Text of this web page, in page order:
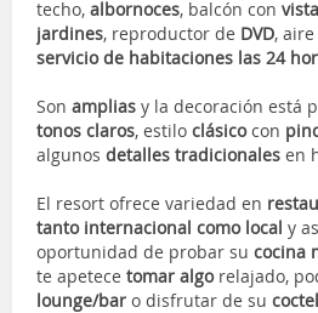
techo, albornoces, balcón con
jardines, reproductor de DVD,
servicio de habitaciones las 24
Son amplias y la decoración está
tonos claros, estilo clásicocon
algunos detalles tradicionales en
El resort ofrece variedad en
tanto internacional como local y
oportunidad de probar su cocina
te apetece tomar algo relajado,
lounge/bar o disfrutar de su